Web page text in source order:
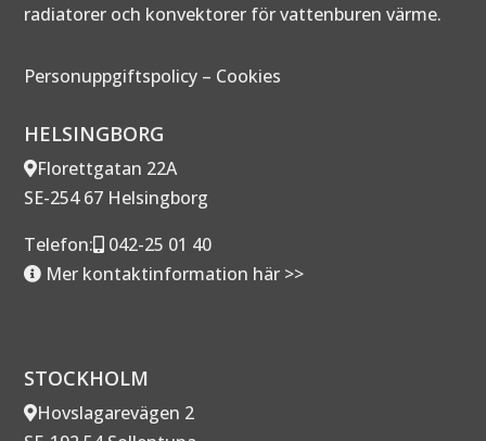
radiatorer och konvektorer för vattenburen värme.
Personuppgiftspolicy – Cookies
HELSINGBORG
Florettgatan 22A
SE-254 67 Helsingborg
Telefon:
042-25 01 40
Mer kontaktinformation här >>
STOCKHOLM
Hovslagarevägen 2